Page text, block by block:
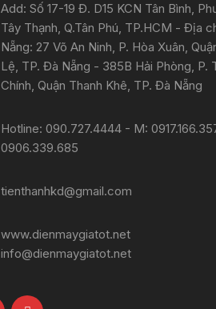
Add: Số 17-19 Đ. D15 KCN Tân Bình,
Tây Thạnh, Q.Tân Phú, TP.HCM - Địa
Nẵng: 27 Võ An Ninh, P. Hòa Xuân,
Lệ, TP. Đà Nẵng - 385B Hải Phòng, P.
Chính, Quận Thanh Khê, TP. Đà Nẵng
Hotline: 090.727.4444 - M:
0906.339.685
tienthanhkd@gmail.com
www.dienmaygiatot.net
info@dienmaygiatot.net